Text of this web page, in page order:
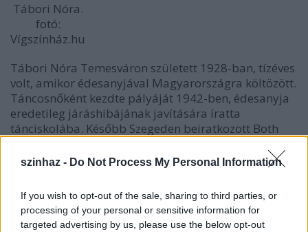
szinhaz - Do Not Process My Personal Information
If you wish to opt-out of the sale, sharing to third parties, or
processing of your personal or sensitive information for
targeted advertising by us, please use the below opt-out
Tábori Nóra.
fotó:
Vígszínház.hu
Tábori Nóra Temesváron született 1928-ban, tízéves
volt, amikor édesanyjával Magyarországra költözött.
Táncosnőként kezdte pályáját 1942-ben, édesanyja
eredetileg járáshibájának javítására íratta
tánciskolába. Később Szegeden beiratkozott Both
köszönheti, hogy 1943-ban levizsgázott az akkori
magántársulatának tagja lett, majd Győrben,
Sopronban, Pécsett lépett föl a tánc mellett főként
szubrett szerepekben.